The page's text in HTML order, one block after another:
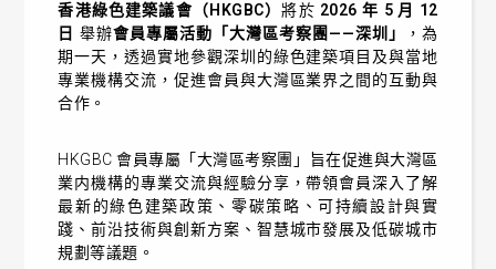
香港綠色建築議會（HKGBC）將於 2026 年 5 月 12
日 舉辦會員專屬活動「大灣區考察團——深圳」
，為
期一天，透過實地參觀深圳的綠色建築項目及與當地
專業機構交流，促進會員與大灣區業界之間的互動與
合作。
HKGBC 會員專屬「大灣區考察團」旨在促進與大灣區
業内機構的專業交流與經驗分享，帶領會員深入了解
最新的綠色建築政策、零碳策略、可持續設計與實
踐、前沿技術與創新方案、智慧城市發展及低碳城市
規劃等議題。